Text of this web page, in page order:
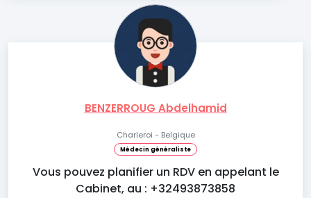
BENZERROUG Abdelhamid
Charleroi - Belgique
Médecin généraliste
Vous pouvez planifier un RDV en appelant le
Cabinet, au : +32493873858